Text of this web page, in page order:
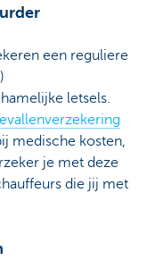
een reguliere
letsels.
medische kosten,
je met deze
die jij met